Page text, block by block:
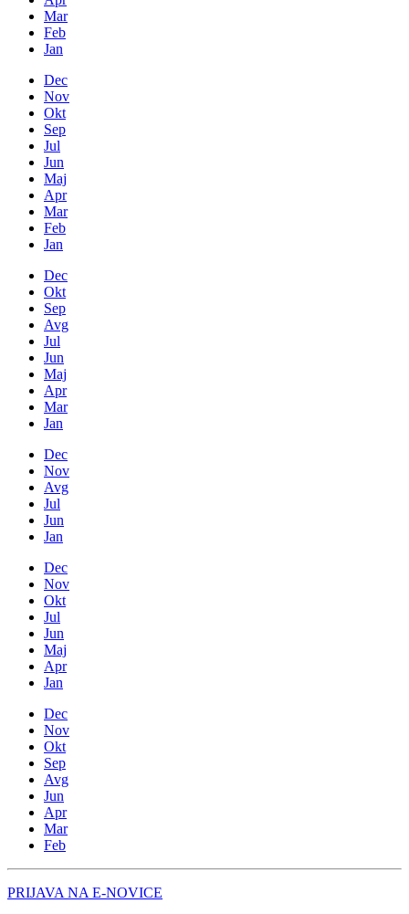
Mar
Feb
Jan
Dec
Nov
Okt
Sep
Jul
Jun
Maj
Apr
Mar
Feb
Jan
Dec
Okt
Sep
Avg
Jul
Jun
Maj
Apr
Mar
Jan
Dec
Nov
Avg
Jul
Jun
Jan
Dec
Nov
Okt
Jul
Jun
Maj
Apr
Jan
Dec
Nov
Okt
Sep
Avg
Jun
Apr
Mar
Feb
PRIJAVA NA E-NOVICE